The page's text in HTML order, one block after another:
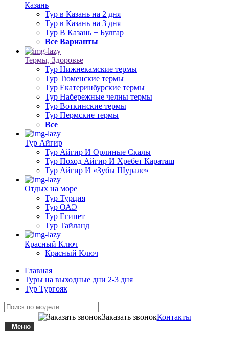
Казань
Тур в Казань на 2 дня
Тур в Казань на 3 дня
Тур В Казань + Булгар
Все Варианты
Термы, Здоровье
Тур Нижнекамские термы
Тур Тюменские термы
Тур Екатеринбурские термы
Тур Набережные челны термы
Тур Воткинские термы
Тур Пермские термы
Все
Тур Айгир
Тур Айгир И Орлиные Скалы
Тур Поход Айгир И Хребет Караташ
Тур Айгир И «Зубы Шурале»
Отдых на море
Тур Турция
Тур ОАЭ
Тур Египет
Тур Тайланд
Красный Ключ
Красный Ключ
Главная
Туры на выходные дни 2-3 дня
Тур Тургояк
Заказать звонокКонтакты
Меню